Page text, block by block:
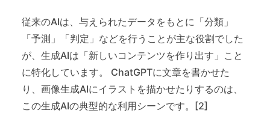
従来のAIは、与えられたデータをもとに「分類」
「予測」「判定」などを行うことが主な役割でした
が、生成AIは「新しいコンテンツを作り出す」こと
に特化しています。 ChatGPTに文章を書かせた
り、画像生成AIにイラストを描かせたりするのは、
この生成AIの典型的な利用シーンです。[2]